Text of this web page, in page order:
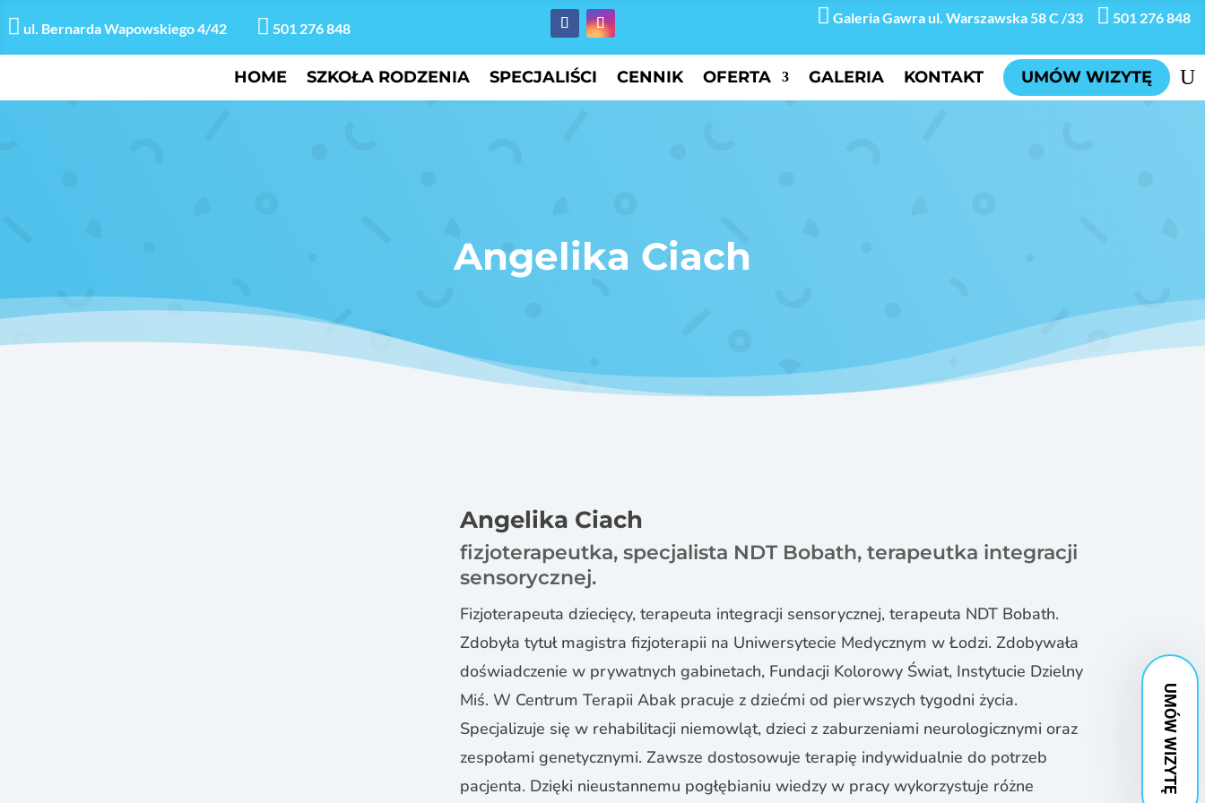
 ul. Bernarda Wapowskiego 4/42  501 276 848
 Galeria Gawraul. Warszawska 58 C /33  501 276 848
HOME SZKOŁA RODZENIA SPECJALIŚCI CENNIK OFERTA GALERIA KONTAKT UMÓW WIZYTĘ
Angelika Ciach
Angelika Ciach
fizjoterapeutka, specjalista NDT Bobath, terapeutka integracji
sensorycznej.
Fizjoterapeuta dziecięcy, terapeuta integracji sensorycznej, terapeuta NDT Bobath.
Zdobyła tytuł magistra fizjoterapii na Uniwersytecie Medycznym w Łodzi. Zdobywała
doświadczenie w prywatnych gabinetach, Fundacji Kolorowy Świat, Instytucie Dzielny
Miś. W Centrum Terapii Abak pracuje z dziećmi od pierwszych tygodni życia.
Specjalizuje się w rehabilitacji niemowląt, dzieci z zaburzeniami neurologicznymi oraz
zespołami genetycznymi. Zawsze dostosowuje terapię indywidualnie do potrzeb
pacjenta. Dzięki nieustannemu pogłębianiu wiedzy w pracy wykorzystuje różne
UMÓW WIZYTĘ